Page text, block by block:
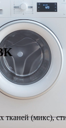
(микс),